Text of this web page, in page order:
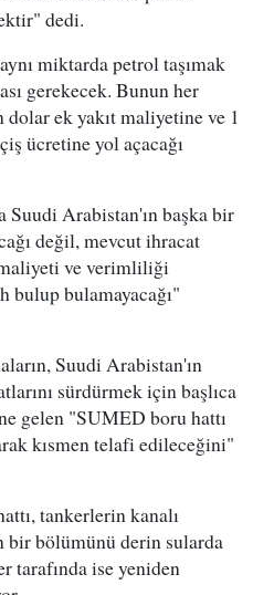
dedi.
miktarda petrol taşımak
gerekecek. Bunun her
ek yakıt maliyetine ve 1
ücretine yol açacağı
Suudi Arabistan'ın başka bir
değil, mevcut ihracat
ve verimliliği
bulup bulamayacağı"
Suudi Arabistan'ın
sürdürmek için başlıca
gelen "SUMED boru hattı
kısmen telafi edileceğini"
tankerlerin kanalı
bir bölümünü derin sularda
tarafında ise yeniden